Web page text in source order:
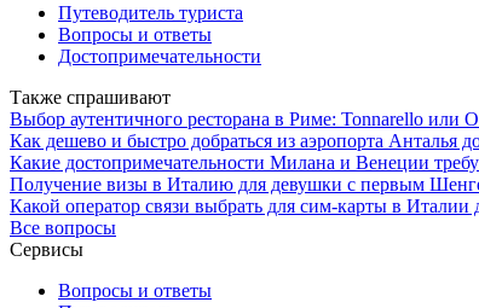
Путеводитель туриста
Вопросы и ответы
Достопримечательности
Также спрашивают
Выбор аутентичного ресторана в Риме: Tonnarello или
Как дешево и быстро добраться из аэропорта Анталья
Какие достопримечательности Милана и Венеции
Получение визы в Италию для девушки с первым
Какой оператор связи выбрать для сим-карты в Италии
Все вопросы
Сервисы
Вопросы и ответы